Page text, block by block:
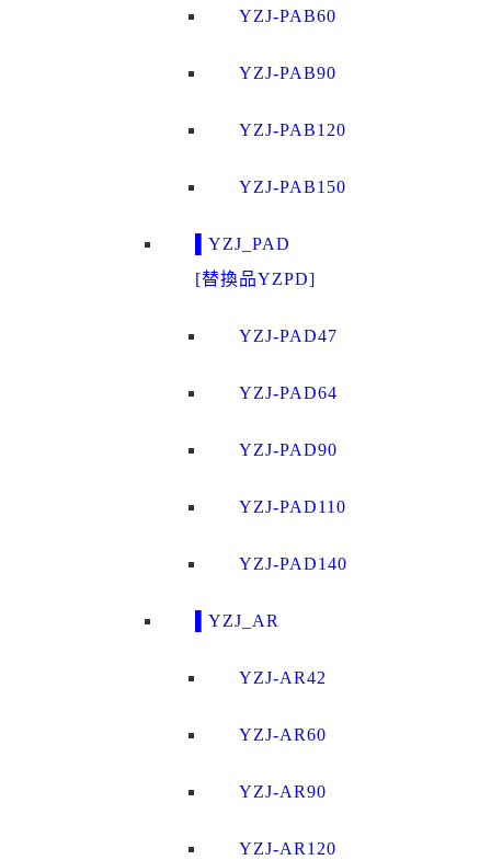
YZJ-PAB60
YZJ-PAB90
YZJ-PAB120
YZJ-PAB150
▌YZJ_PAD
[替換品YZPD]
YZJ-PAD47
YZJ-PAD64
YZJ-PAD90
YZJ-PAD110
YZJ-PAD140
▌YZJ_AR
YZJ-AR42
YZJ-AR60
YZJ-AR90
YZJ-AR120